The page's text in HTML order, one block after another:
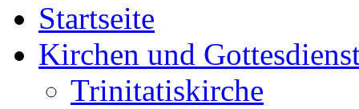
Startseite
Kirchen und
Trinitatiskirche